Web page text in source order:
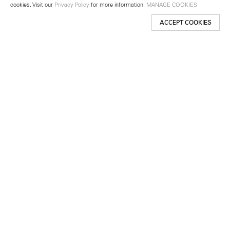
cookies. Visit our Privacy Policy for more information. MANAGE COOKIES
ACCEPT COOKIES